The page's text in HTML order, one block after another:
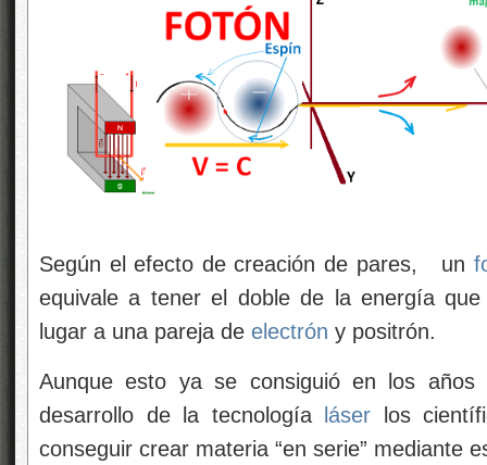
Según el efecto de creación de pares, un
equivale a tener el doble de la energía
lugar a una pareja de electrón y positrón.
Aunque esto ya se consiguió en los
desarrollo de la tecnología
láser los
conseguir crear materia “en serie” mediante